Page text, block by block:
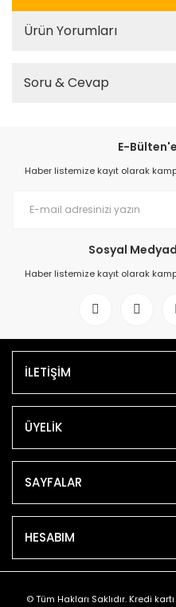
Ürün Yorumları
Soru & Cevap
E-
Haber listemize kayıt olarak
Sosyal
Haber listemize kayıt olarak
İLETİŞİM
ÜYELİK
SAYFALAR
HESABIM
© Tüm Hakları Saklıdır. Kredi